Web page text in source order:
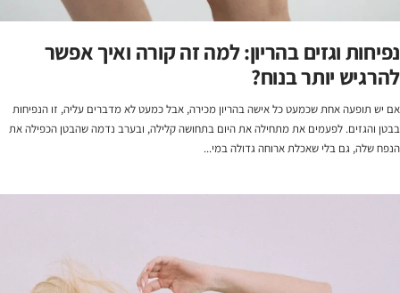
נפיחות וגזים בהריון: למה זה קורה ואיך אפשר
להרגיש יותר בנוח?
אם יש תופעה אחת שכמעט כל אישה בהריון מכירה, אבל כמעט לא מדברים עליה, זו הנפיחות
בבטן והגזים. לפעמים את מתחילה את היום בתחושה קלילה, ובערב נדמה שהבטן הכפילה את
הנפח שלה, גם בלי שאכלת ארוחה גדולה במי...